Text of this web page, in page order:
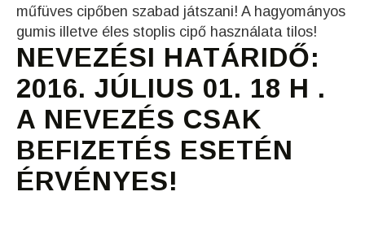
műfüves cipőben szabad játszani! A hagyományos
gumis illetve éles stoplis cipő használata tilos!
NEVEZÉSI HATÁRIDŐ:
2016. JÚLIUS 01. 18 H .
A NEVEZÉS CSAK
BEFIZETÉS ESETÉN
ÉRVÉNYES!